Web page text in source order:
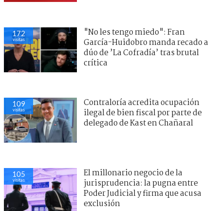
172
visitas
"No les tengo miedo": Fran
García-Huidobro manda recado a
dúo de ’La Cofradía’ tras brutal
crítica
109
visitas
Contraloría acredita ocupación
ilegal de bien fiscal por parte de
delegado de Kast en Chañaral
105
visitas
El millonario negocio de la
jurisprudencia: la pugna entre
Poder Judicial y firma que acusa
exclusión